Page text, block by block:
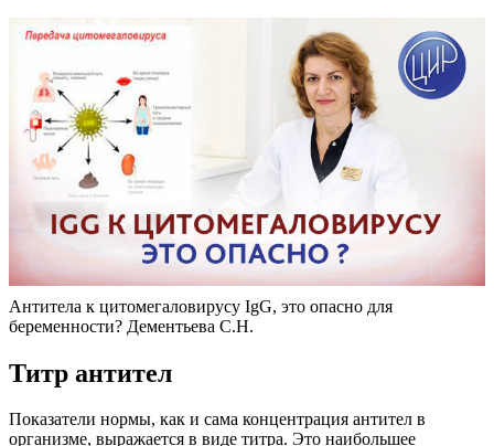
Антитела к цитомегаловирусу IgG, это опасно для
беременности? Дементьева С.Н.
Титр антител
Показатели нормы, как и сама концентрация антител в
организме, выражается в виде титра. Это наибольшее